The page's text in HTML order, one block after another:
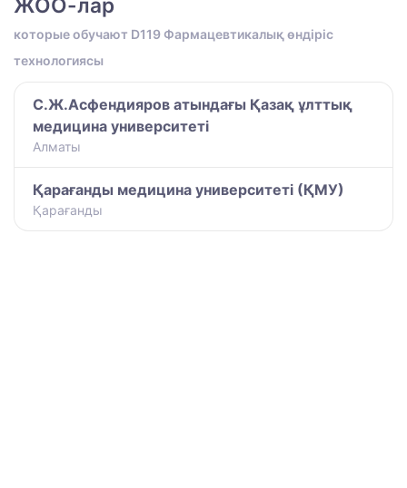
ЖОО-лар
которые обучают D119 Фармацевтикалық өндіріс
технологиясы
С.Ж.Асфендияров атындағы Қазақ ұлттық
медицина университеті
Алматы
Қарағанды медицина университеті (ҚМУ)
Қарағанды